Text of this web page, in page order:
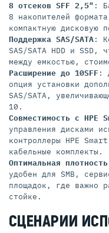
8 отсеков SFF 2,5" :
8 накопителей
компактную дисковую
Поддержка SAS/SATA:
SAS/SATA HDD и SSD,
между емкостью,
Расширение до 10SFF :
опция установки
SAS/SATA,
10.
Совместимость с HPE
управления дисками
контроллеры HPE
кабельные комплекты.
Оптимальная
удобен для SMB,
площадок, где важно
стойке.
СЦЕНАРИИ